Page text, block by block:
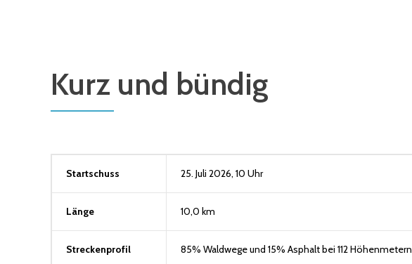
Kurz und bündig
Startschuss 25. Juli 2026, 10 Uhr
Länge 10,0 km
Streckenprofil 85% Waldwege und 15% Asphalt bei 112 Höhenmetern